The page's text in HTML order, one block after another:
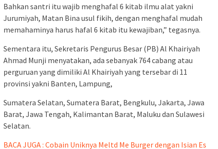
Bahkan santri itu wajib menghafal 6 kitab ilmu alat yakni
Jurumiyah, Matan Bina usul fikih, dengan menghafal mudah
memahaminya harus hafal 6 kitab itu kewajiban,” tegasnya.
Sementara itu, Sekretaris Pengurus Besar (PB) Al Khairiyah
Ahmad Munji menyatakan, ada sebanyak 764 cabang atau
perguruan yang dimiliki Al Khairiyah yang tersebar di 11
provinsi yakni Banten, Lampung,
Sumatera Selatan, Sumatera Barat, Bengkulu, Jakarta, Jawa
Barat, Jawa Tengah, Kalimantan Barat, Maluku dan Sulawesi
Selatan.
BACA JUGA : Cobain Uniknya Meltd Me Burger dengan Isian Es